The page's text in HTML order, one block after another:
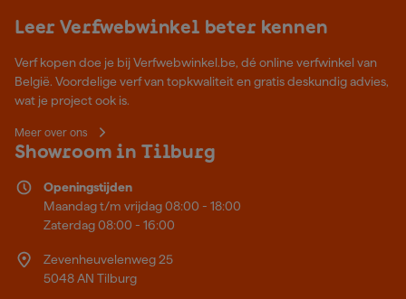
Leer Verfwebwinkel beter kennen
Verf kopen doe je bij Verfwebwinkel.be, dé online verfwinkel van
België. Voordelige verf van topkwaliteit en gratis deskundig advies,
wat je project ook is.
Meer over ons
Showroom in Tilburg
Openingstijden
Maandag t/m vrijdag 08:00 - 18:00
Zaterdag 08:00 - 16:00
Zevenheuvelenweg 25
5048 AN Tilburg